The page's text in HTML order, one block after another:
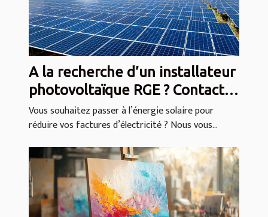
A la recherche d’un installateur
photovoltaïque RGE ? Contactez
Enrasun !
Vous souhaitez passer à l’énergie solaire pour
réduire vos factures d’électricité ? Nous vous...